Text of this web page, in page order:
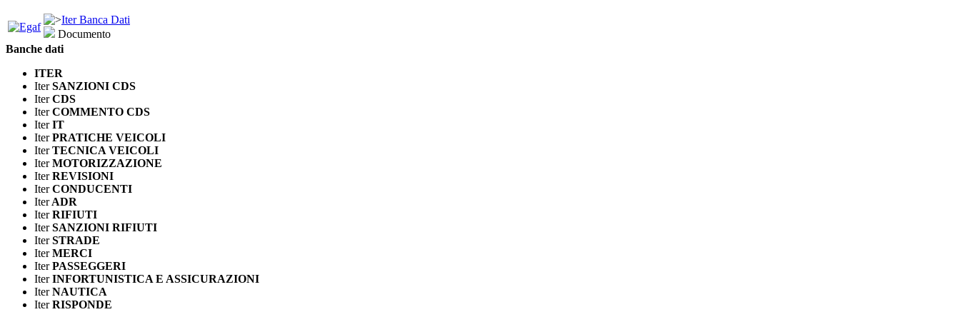
Iter Banca Dati
Documento
Banche dati
ITER
IterSANZIONI CDS
IterCDS
IterCOMMENTO CDS
IterIT
IterPRATICHE VEICOLI
IterTECNICA VEICOLI
IterMOTORIZZAZIONE
IterREVISIONI
IterCONDUCENTI
IterADR
IterRIFIUTI
IterSANZIONI RIFIUTI
IterSTRADE
IterMERCI
IterPASSEGGERI
IterINFORTUNISTICA E ASSICURAZIONI
IterNAUTICA
IterRISPONDE